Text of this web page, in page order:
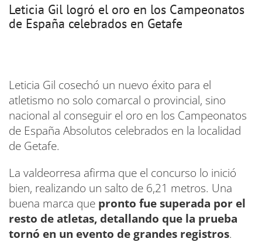
Leticia Gil logró el oro en los Campeonatos
de España celebrados en Getafe
Leticia Gil cosechó un nuevo éxito para el
atletismo no solo comarcal o provincial, sino
nacional al conseguir el oro en los Campeonatos
de España Absolutos celebrados en la localidad
de Getafe.
La valdeorresa afirma que el concurso lo inició
bien, realizando un salto de 6,21 metros. Una
buena marca que pronto fue superada por el
resto de atletas, detallando que la prueba
tornó en un evento de grandes registros.